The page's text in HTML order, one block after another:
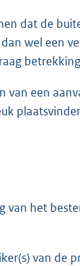
dat de
wel een
van een
van het
van